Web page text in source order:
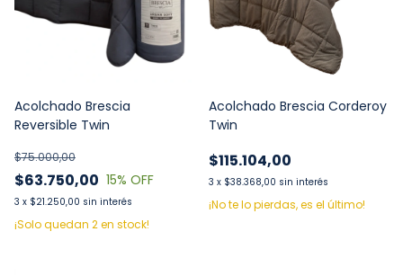
Acolchado Brescia
Reversible Twin
$63.750,00
$75.000,00
15% OFF
3 x $21.250,00 sin interés
¡Solo quedan 2en stock!
Acolchado Brescia Corderoy
Twin
$115.104,00
3 x $38.368,00 sin interés
¡No te lo pierdas, es el último!